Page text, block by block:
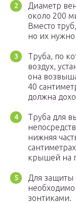
Диаметр
около 200
Вместо
но их нужно
Труба, по
воздух,
она
40
должна
Труба для
нижняя
крышей на
Для защиты
зонтиками.